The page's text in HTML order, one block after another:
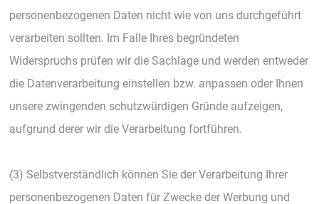
personenbezogenen Daten nicht wie von uns durchgeführt
verarbeiten sollten. Im Falle Ihres begründeten
Widerspruchs prüfen wir die Sachlage und werden entweder
die Datenverarbeitung einstellen bzw. anpassen oder Ihnen
unsere zwingenden schutzwürdigen Gründe aufzeigen,
aufgrund derer wir die Verarbeitung fortführen.
(3) Selbstverständlich können Sie der Verarbeitung Ihrer
personenbezogenen Daten für Zwecke der Werbung und